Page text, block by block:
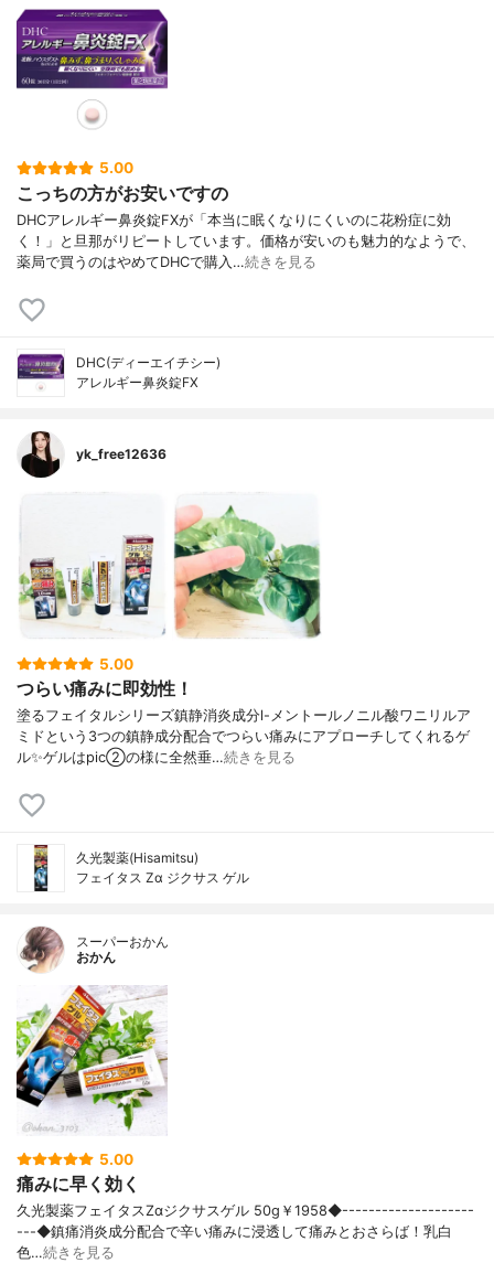
5.00
こっちの方がお安いですの
DHCアレルギー鼻炎錠FXが「本当に眠くなりにくいのに花粉症に効
く！」と旦那がリピートしています。価格が安いのも魅力的なようで、
薬局で買うのはやめてDHCで購入…続きを見る
DHC(ディーエイチシー)
アレルギー鼻炎錠FX
yk_free12636
5.00
つらい痛みに即効性！
塗るフェイタルシリーズ鎮静消炎成分l-メントールノニル酸ワニリルア
ミドという3つの鎮静成分配合でつらい痛みにアプローチしてくれるゲ
ル✨ゲルはpic②の様に全然垂…続きを見る
久光製薬(Hisamitsu)
フェイタス Zα ジクサス ゲル
スーパーおかん
おかん
5.00
痛みに早く効く
久光製薬フェイタスZαジクサスゲル 50g￥1958◆--------------------
---◆鎮痛消炎成分配合で辛い痛みに浸透して痛みとおさらば！乳白
色…続きを見る